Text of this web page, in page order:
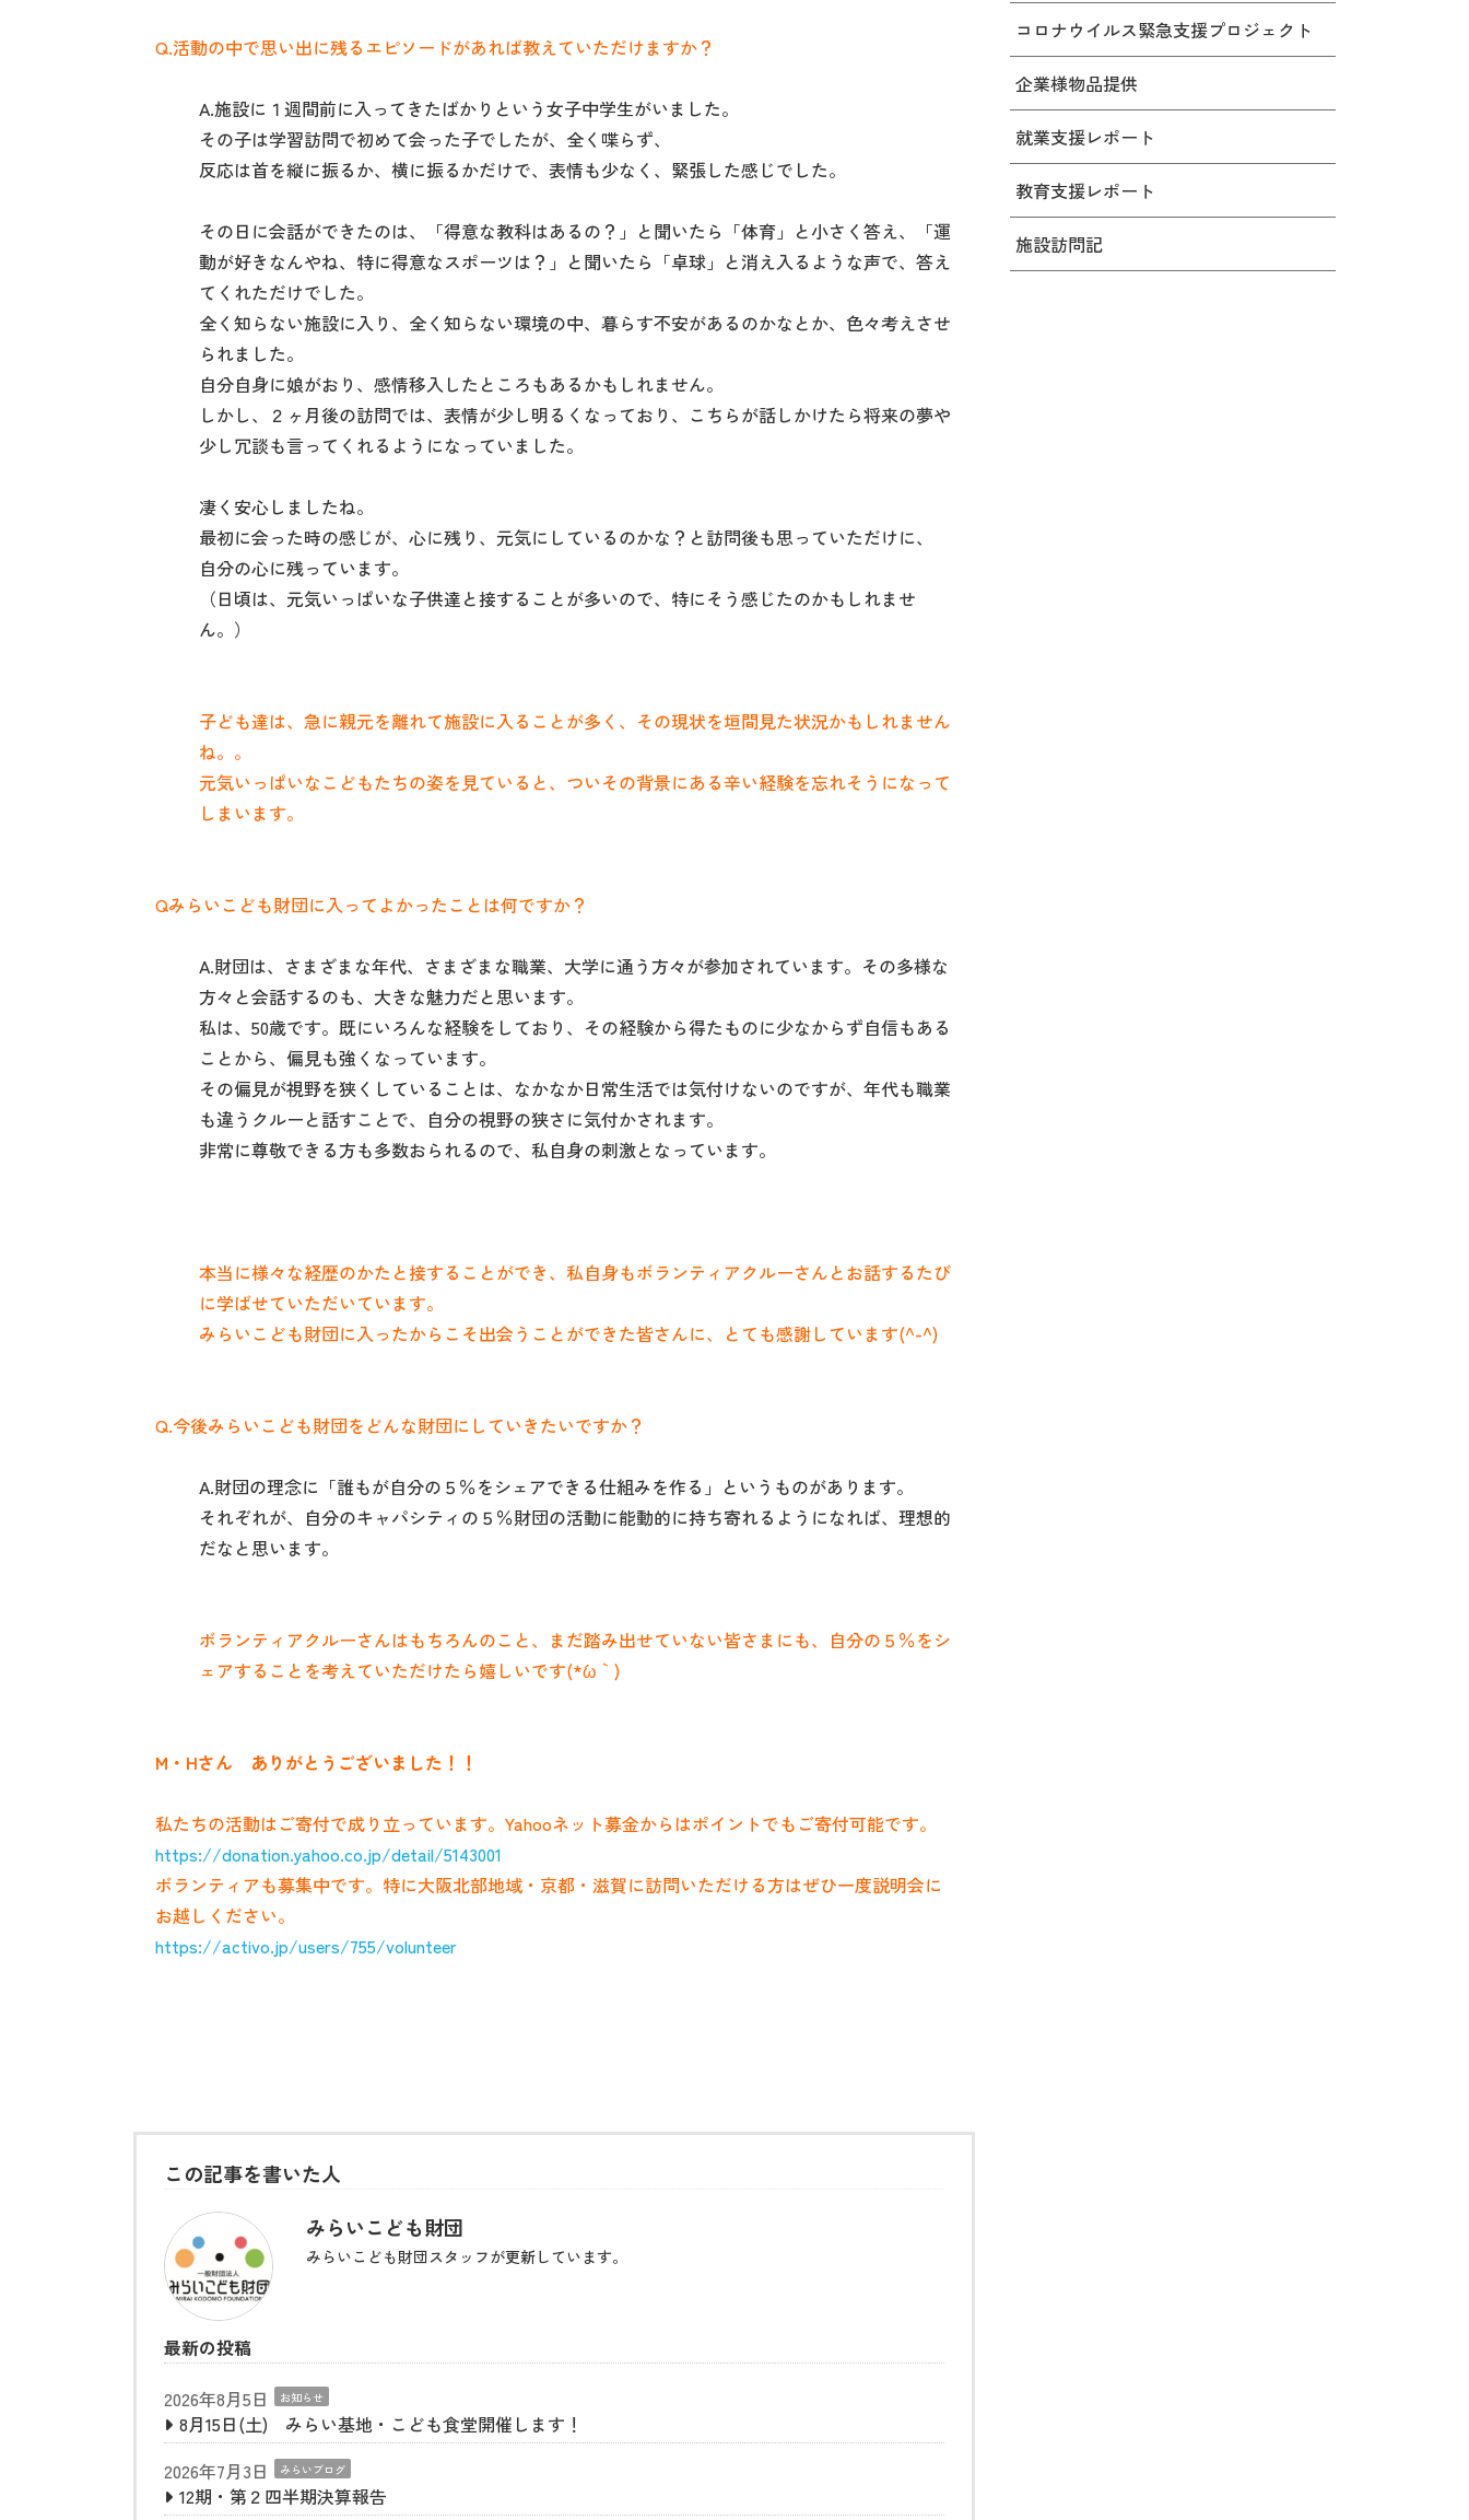
Q.活動の中で思い出に残るエピソードがあれば教えていただけますか？
A.施設に１週間前に入ってきたばかりという女子中学生がいました。
その子は学習訪問で初めて会った子でしたが、全く喋らず、
反応は首を縦に振るか、横に振るかだけで、表情も少なく、緊張した感じでした。
その日に会話ができたのは、「得意な教科はあるの？」と聞いたら「体育」と小さく答え、「運
動が好きなんやね、特に得意なスポーツは？」と聞いたら「卓球」と消え入るような声で、答え
てくれただけでした。
全く知らない施設に入り、全く知らない環境の中、暮らす不安があるのかなとか、色々考えさせ
られました。
自分自身に娘がおり、感情移入したところもあるかもしれません。
しかし、２ヶ月後の訪問では、表情が少し明るくなっており、こちらが話しかけたら将来の夢や
少し冗談も言ってくれるようになっていました。
凄く安心しましたね。
最初に会った時の感じが、心に残り、元気にしているのかな？と訪問後も思っていただけに、
自分の心に残っています。
（日頃は、元気いっぱいな子供達と接することが多いので、特にそう感じたのかもしれませ
ん。）
子ども達は、急に親元を離れて施設に入ることが多く、その現状を垣間見た状況かもしれません
ね。。
元気いっぱいなこどもたちの姿を見ていると、ついその背景にある辛い経験を忘れそうになって
しまいます。
Qみらいこども財団に入ってよかったことは何ですか？
A.財団は、さまざまな年代、さまざまな職業、大学に通う方々が参加されています。その多様な
方々と会話するのも、大きな魅力だと思います。
私は、50歳です。既にいろんな経験をしており、その経験から得たものに少なからず自信もある
ことから、偏見も強くなっています。
その偏見が視野を狭くしていることは、なかなか日常生活では気付けないのですが、年代も職業
も違うクルーと話すことで、自分の視野の狭さに気付かされます。
非常に尊敬できる方も多数おられるので、私自身の刺激となっています。
本当に様々な経歴のかたと接することができ、私自身もボランティアクルーさんとお話するたび
に学ばせていただいています。
みらいこども財団に入ったからこそ出会うことができた皆さんに、とても感謝しています(^-^)
Q.今後みらいこども財団をどんな財団にしていきたいですか？
A.財団の理念に「誰もが自分の５％をシェアできる仕組みを作る」というものがあります。
それぞれが、自分のキャパシティの５％財団の活動に能動的に持ち寄れるようになれば、理想的
だなと思います。
ボランティアクルーさんはもちろんのこと、まだ踏み出せていない皆さまにも、自分の５％をシ
ェアすることを考えていただけたら嬉しいです(*´ω｀)
M・Hさん ありがとうございました！！
私たちの活動はご寄付で成り立っています。Yahooネット募金からはポイントでもご寄付可能です。
https://donation.yahoo.co.jp/detail/5143001
ボランティアも募集中です。特に大阪北部地域・京都・滋賀に訪問いただける方はぜひ一度説明会に
お越しください。
https://activo.jp/users/755/volunteer
この記事を書いた人
みらいこども財団
みらいこども財団スタッフが更新しています。
最新の投稿
2026年8月5日
お知らせ
8月15日(土) みらい基地・こども食堂開催します！
2026年7月3日
みらいブログ
12期・第２四半期決算報告
コロナウイルス緊急支援プロジェクト
企業様物品提供
就業支援レポート
教育支援レポート
施設訪問記